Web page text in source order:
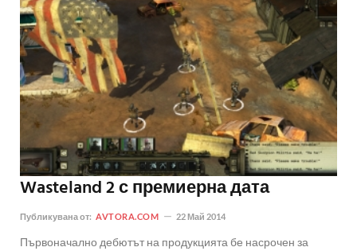
Wasteland 2 с премиерна дата
Публикувана от: AVTORA.COM 22 Май 2014
Първоначално дебютът на продукцията бе насрочен за